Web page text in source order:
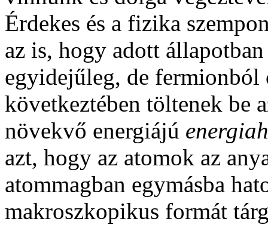
Érdekes és a fizika
az is, hogy adott
egyidejűleg, de
következtében töltenek be
növekvő energiájú
azt, hogy az atomok az
atommagban egymásba
makroszkopikus formát